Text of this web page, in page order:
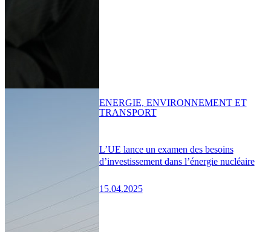
L’UE lance un examen des besoins
d’investissement dans l’énergie nucléaire
15.04.2025
ENERGIE, ENVIRONNEMENT ET
TRANSPORT